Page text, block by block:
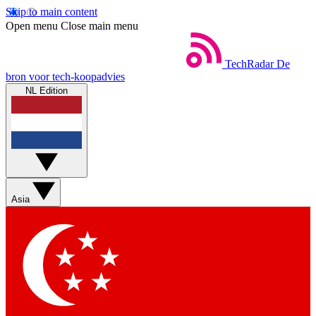
Skip to main content
Open menu Close main menu
TechRadar De
bron voor tech-koopadvies
NL Edition
Asia